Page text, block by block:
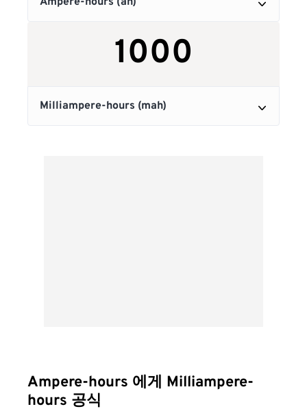
Ampere-hours 에게 Milliampere-
hours 공식